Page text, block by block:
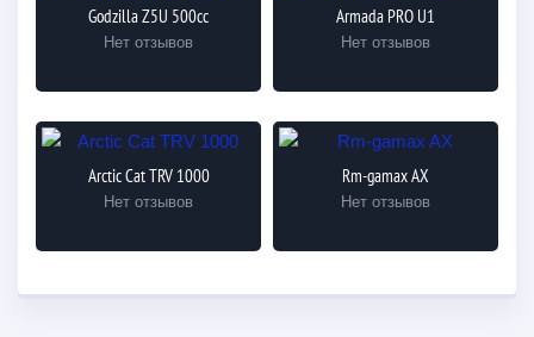
Godzilla Z5U 500cc
Нет отзывов
Armada PRO U1
Нет отзывов
Arctic Cat TRV 1000
Нет отзывов
Rm-gamax AX
Нет отзывов